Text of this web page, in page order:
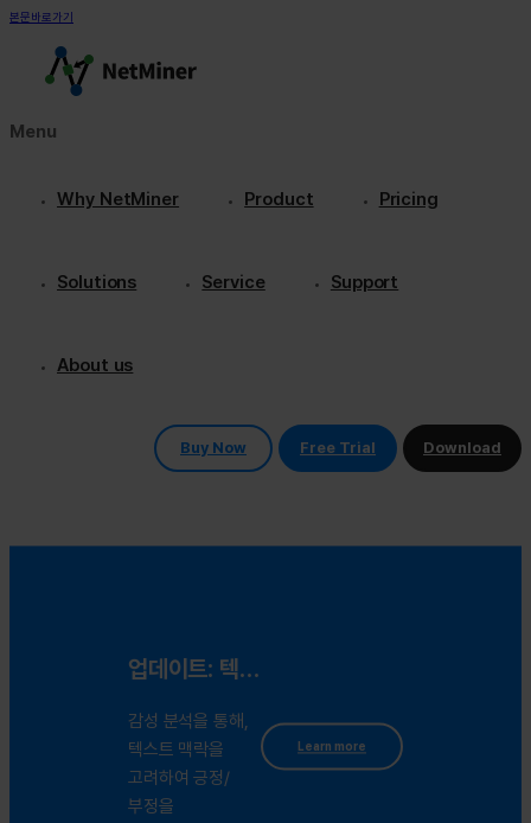
본문바로가기
Menu
Why NetMiner Product Pricing
Solutions Service Support
About us
Buy Now Free Trial Download
업데이트: 텍스트 속 감정까지 읽는다 - 감성 분석
감성 분석을 통해,
텍스트 맥락을
고려하여 긍정/
부정을
Learn more